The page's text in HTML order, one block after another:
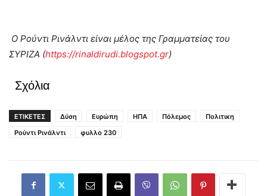
Ο Ρούντι Ρινάλντι είναι μέλος της Γραμματείας του
ΣΥΡΙΖΑ (https://rinaldirudi.blogspot.gr)
Σχόλια
ΕΤΙΚΕΤΕΣ Δύση Ευρώπη ΗΠΑ Πόλεμος
Πολιτικη
Ρούντι Ρινάλντι
φυλλο 230